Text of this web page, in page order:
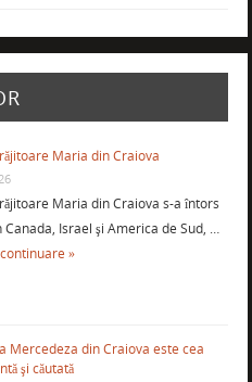
Maria din Craiova
Maria din Craiova s-a întors
Canada, Israel şi America de Sud, …
»
Mercedeza din Craiova este cea
şi căutată